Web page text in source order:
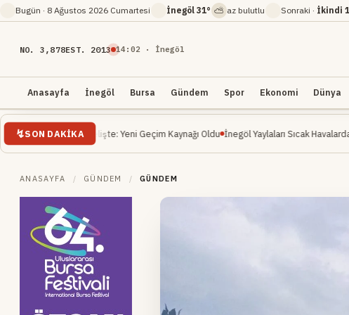
Bugün · 8 Ağustos 2026 Cumartesi İnegöl 31° ⛅ az bulutlu Sonraki · İkindi
NO. 3,878EST. 2013 14:02 · İnegöl
Anasayfa İnegöl Bursa Gündem Spor Ekonomi Dünya
SON DAKIKA
Yeni Geçim Kaynağı Oldu İnegöl Yaylaları Sıcak Havalarda Doğa Severlerin
ANASAYFA / GÜNDEM / GÜNDEM